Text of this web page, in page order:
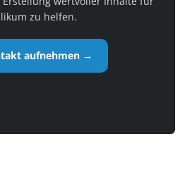
zu helfen.
aufnehmen →